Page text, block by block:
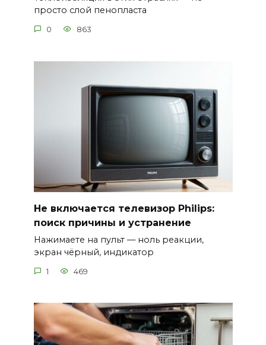
просто слой пенопласта
0 863
Не включается телевизор Philips:
поиск причины и устранение
Нажимаете на пульт — ноль реакции,
экран чёрный, индикатор
1 469